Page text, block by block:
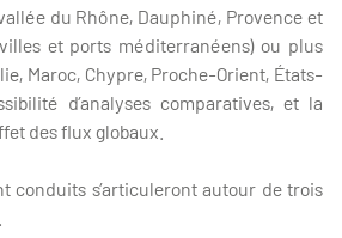
du Rhône, Dauphiné, Provence et
et ports méditerranéens) ou plus
Maroc, Chypre, Proche-Orient, États-
d’analyses comparatives, et la
des flux globaux.
conduits s’articuleront autour de trois